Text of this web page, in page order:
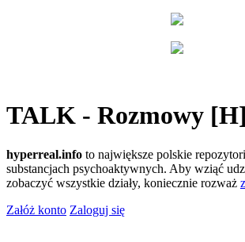
TALK - Rozmowy [H]
hyperreal.info to największe polskie
substancjach psychoaktywnych. Aby wziąć
zobaczyć wszystkie działy, koniecznie rozważ
Załóż konto Zaloguj się